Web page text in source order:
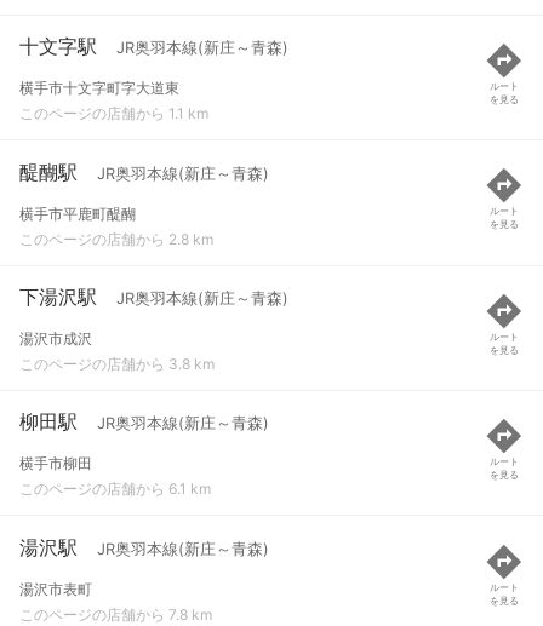
十文字駅 JR奥羽本線(新庄～青森)
横手市十文字町字大道東
このページの店舗から 1.1 km
ルート
を見る
醍醐駅 JR奥羽本線(新庄～青森)
横手市平鹿町醍醐
このページの店舗から 2.8 km
ルート
を見る
下湯沢駅 JR奥羽本線(新庄～青森)
湯沢市成沢
このページの店舗から 3.8 km
ルート
を見る
柳田駅 JR奥羽本線(新庄～青森)
横手市柳田
このページの店舗から 6.1 km
ルート
を見る
湯沢駅 JR奥羽本線(新庄～青森)
湯沢市表町
このページの店舗から 7.8 km
ルート
を見る